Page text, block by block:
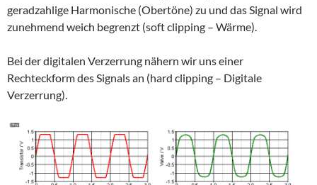
geradzahlige Harmonische (Obertöne) zu und das Signal wird
zunehmend weich begrenzt (soft clipping – Wärme).
Bei der digitalen Verzerrung nähern wir uns einer
Rechteckform des Signals an (hard clipping – Digitale
Verzerrung).